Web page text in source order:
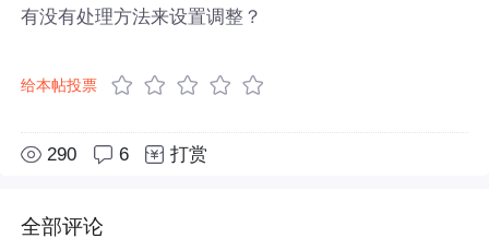
有没有处理方法来设置调整？
给本帖投票
290 6 打赏
全部评论